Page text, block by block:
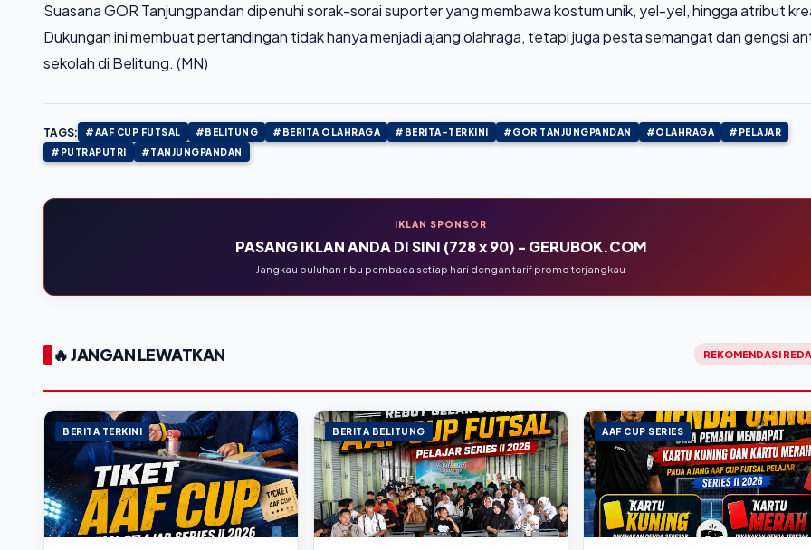
Suasana GOR Tanjungpandan dipenuhi sorak-sorai suporter yang membawa kostum unik, yel-yel, hingga atribut
Dukungan ini membuat pertandingan tidak hanya menjadi ajang olahraga, tetapi juga pesta semangat dan gengsi
sekolah di Belitung. (MN)
TAGS: #AAF CUP FUTSAL #BELITUNG #BERITA OLAHRAGA #BERITA-TERKINI #GOR TANJUNGPANDAN #OLAHRAGA
#PELAJAR
#PUTRAPUTRI
#TANJUNGPANDAN
IKLAN SPONSOR
PASANG IKLAN ANDA DI SINI (728 x 90) - GERUBOK.COM
Jangkau puluhan ribu pembaca setiap hari dengan tarif promo terjangkau
🔥 JANGAN LEWATKAN REKOMENDASI
BERITA TERKINI BERITA BELITUNG AAF CUP SERIES